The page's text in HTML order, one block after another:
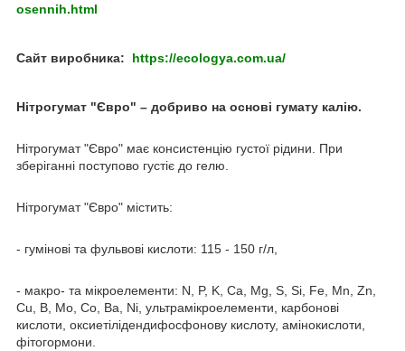
osennih.html
Сайт виробника: https://ecologya.com.ua/
Нітрогумат "Євро" – добриво на основі гумату калію.
Нітрогумат "Євро" має консистенцію густої рідини. При
зберіганні поступово густіє до гелю.
Нітрогумат "Євро" містить:
- гумінові та фульвові кислоти: 115 - 150 г/л,
- макро- та мікроелементи: N, P, K, Ca, Mg, S, Si, Fe, Mn, Zn,
Cu, B, Mo, Co, Ba, Ni, ультрамікроелементи, карбонові
кислоти, оксиетілідендифосфонову кислоту, амінокислоти,
фітогормони.